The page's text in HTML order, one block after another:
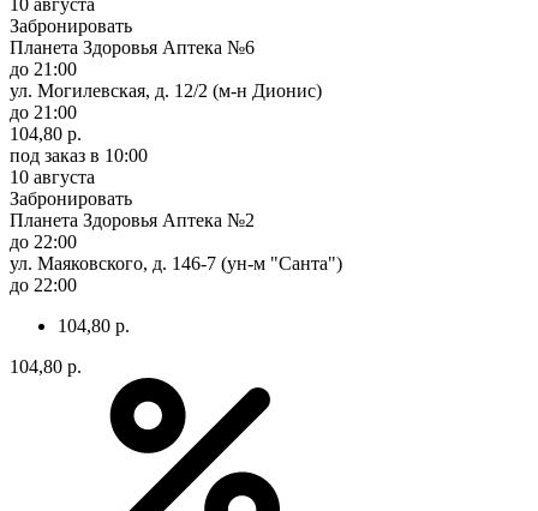
Забронировать
Планета Здоровья Аптека №6
до 21:00
ул. Могилевская, д. 12/2 (м-н Дионис)
до 21:00
104,80 р.
под заказ в 10:00
10 августа
Забронировать
Планета Здоровья Аптека №2
до 22:00
ул. Маяковского, д. 146-7 (ун-м "Санта")
до 22:00
104,80 р.
104,80 р.